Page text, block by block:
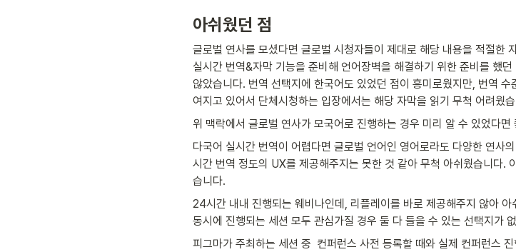
아쉬웠던 점
글로벌 연사를 모셨다면 글로벌 시청자들이 제대로 해당 내용을 적절한
실시간 번역&자막 기능을 준비해 언어장벽을 해결하기 위한 준비를 했
않았습니다. 번역 선택지에 한국어도 있었던 점이 흥미로웠지만, 번역
여지고 있어서 단체시청하는 입장에서는 해당 자막을 읽기 무척 어려웠
위 맥락에서 글로벌 연사가 모국어로 진행하는 경우 미리 알 수 있었다면
다국어 실시간 번역이 어렵다면 글로벌 언어인 영어로라도 다양한 연사
시간 번역 정도의 UX를 제공해주지는 못한 것 같아 무척 아쉬웠습니다.
습니다.
24시간 내내 진행되는 웨비나인데, 리플레이를 바로 제공해주지 않아
동시에 진행되는 세션 모두 관심가질 경우 둘 다 들을 수 있는 선택지가
피그마가 주최하는 세션 중  컨퍼런스 사전 등록할 때와 실제 컨퍼런스